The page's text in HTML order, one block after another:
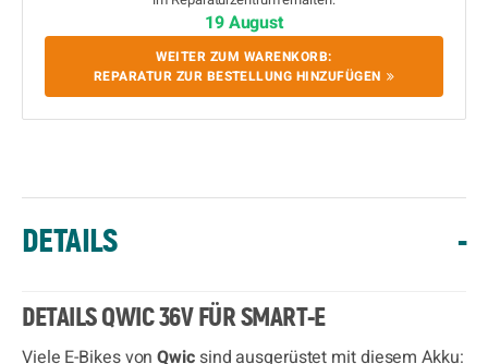
19 August
WEITER ZUM WARENKORB:
REPARATUR ZUR BESTELLUNG HINZUFÜGEN
DETAILS -
DETAILS QWIC 36V FÜR SMART-E
Viele E-Bikes von Qwicsind ausgerüstet mit diesem Akku: